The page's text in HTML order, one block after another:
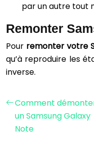
par un autre tout
Remonter
Pour remonter votre
qu’à reproduire les
inverse.
Comment
un Samsung Galaxy
Note